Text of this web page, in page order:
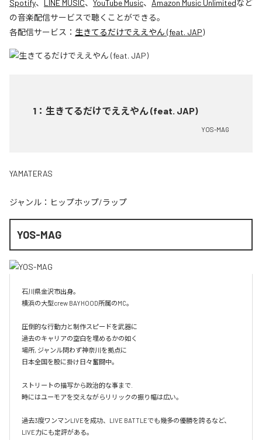
Spotify、 LINE MUSIC、 YouTube Music、 Amazon Music Unlimitedなど
の音楽配信サービスで聴くことができる。
各配信サービス： 生きてるだけでええやん (feat. JAP)
1 ： 生きてるだけでええやん (feat. JAP)
YOS-MAG
YAMATERAS
ジャンル： ヒップホップ/ラップ
YOS-MAG
石川県金沢市出身。
横浜の大型crew BAYHOOD所属のMC。
圧倒的な行動力と制作スピードを武器に
過去のキャリアの空白を埋めるかの如く
場所, ジャンル問わず神奈川を拠点に
日本全国を股に掛け日々奮闘中。
ストリートの描写から政治的な事まで.
時にはユーモアを交えながらリリックの振り幅は広い。
過去3度ワンマンLIVEを成功、LIVE BATTLEでも幾多の優勝を誇るなど、
LIVE力にも定評がある。